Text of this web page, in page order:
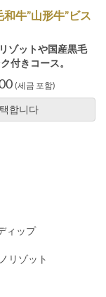
牛”山形牛”ビス
ゾットや国産黒毛
付きコース。
(세금 포함)
합니다
ィップ
リゾット